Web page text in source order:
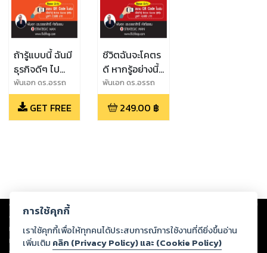
ถ้ารู้แบบนี้ ฉันมี
ธุรกิจดีๆ ไป
นานแล้ว
Business
Model 101
พันเอก ดร.อรรถ
สิทธิ์ หัสถีธรรม
GET FREE
ชีวิตฉันจะโคตร
ดี หากรู้อย่างนี้
ตั้งแต่แรก
พันเอก ดร.อรรถ
สิทธิ์ หัสถีธรรม
249.00 ฿
Copyright © 2026
ต่อผลงานหรือเนื้อหาใดที่อัปโหลดผ่านเว็บไซต์และปรากฏว่าละเมิดสิทธิใน
ทรัพย์สินทางปัญญาของบุคคลอื่นหรือขัดต่อกฎหมายและศีลธรรม ดังนั้น ผู้อ่าน
ทุกท่านโปรดใช้วิจารณญาณในการกลั่นกรองด้วยตนเอง และหากท่านพบว่าส่วน
การใช้คุกกี้
เราใช้คุกกี้เพื่อให้ทุกคนได้ประสบการณ์การใช้งานที่ดียิ่งขึ้นอ่าน
เพิ่มเติม คลิก (Privacy Policy) และ (Cookie Policy)